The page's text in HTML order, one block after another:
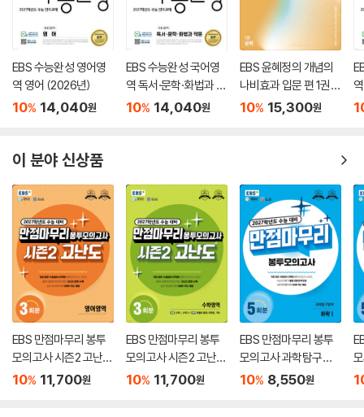
EBS 수능완성 영어영
역 영어 (2026년)
10% 14,040원
EBS 수능완성 국어영
역 독서·문학·화법과 작
문 (2026년)
10% 14,040원
EBS 윤혜정의 개념의
나비효과 입문 편 1권
문학 (2026년용)
10% 15,300원
이 분야 신상품
EBS 만점마무리 봉투
모의고사 시즌2 고난도
영어영역 3회분 (2026
10% 11,700원
EBS 만점마무리 봉투
모의고사 시즌2 고난도
수학영역 3회분 (2026
10% 11,700원
EBS 만점마무리 봉투
모의고사 과학탐구영
역 화학1 5회분 (2026
10% 8,550원